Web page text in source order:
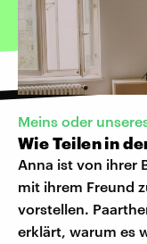
Meins oder
Wie Teilen in
Anna ist von ihrer
mit ihrem Freund
vorstellen.
erklärt, warum es